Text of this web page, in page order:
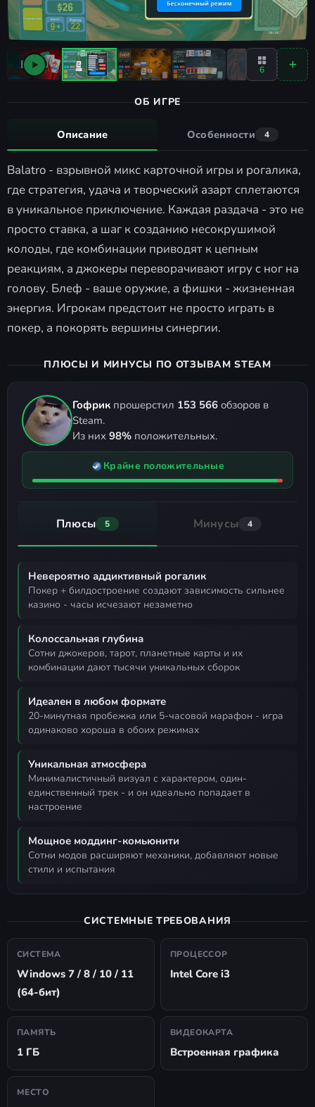
6
ОБ ИГРЕ
Описание Особенности 4
Balatro - взрывной микс карточной игры и рогалика,
где стратегия, удача и творческий азарт сплетаются
в уникальное приключение. Каждая раздача - это не
просто ставка, а шаг к созданию несокрушимой
колоды, где комбинации приводят к цепным
реакциям, а джокеры переворачивают игру с ног на
голову. Блеф - ваше оружие, а фишки - жизненная
энергия. Игрокам предстоит не просто играть в
покер, а покорять вершины синергии.
ПЛЮСЫ И МИНУСЫ ПО ОТЗЫВАМ STEAM
Гофрик прошерстил 153 566 обзоров в
Steam.
Из них 98% положительных.
Крайне положительные
Плюсы 5 Минусы 4
Невероятно аддиктивный рогалик
покер + билдостроение создают зависимость сильнее
казино - часы исчезают незаметно
Колоссальная глубина
сотни джокеров, тарот, планетные карты и их
комбинации дают тысячи уникальных сборок
Идеален в любом формате
20-минутная пробежка или 5-часовой марафон - игра
одинаково хороша в обоих режимах
Уникальная атмосфера
минималистичный визуал с характером, один-
единственный трек - и он идеально попадает в
настроение
Мощное моддинг-комьюнити
сотни модов расширяют механики, добавляют новые
стили и испытания
СИСТЕМНЫЕ ТРЕБОВАНИЯ
СИСТЕМА
Windows 7 / 8 / 10 / 11
(64-бит)
ПРОЦЕССОР
Intel Core i3
ПАМЯТЬ
1 ГБ
ВИДЕОКАРТА
Встроенная графика
МЕСТО